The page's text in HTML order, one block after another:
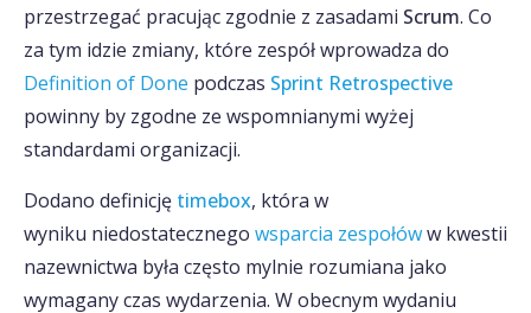
przestrzegać pracując zgodnie z zasadami Scrum. Co
za tym idzie zmiany, które zespół wprowadza do
Definition of Done podczas Sprint Retrospective
powinny by zgodne ze wspomnianymi wyżej
standardami organizacji.
Dodano definicję timebox, która w
wyniku niedostatecznego wsparcia zespołóww kwestii
nazewnictwa była często mylnie rozumiana jako
wymagany czas wydarzenia. W obecnym wydaniu